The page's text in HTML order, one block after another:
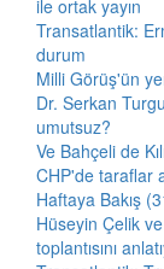
ile ortak yayın
Transatlantik:
durum
Milli Görüş'ün
Dr. Serkan
umutsuz?
Ve Bahçeli de
CHP'de taraflar
Haftaya Bakış
Hüseyin Çelik
toplantısını